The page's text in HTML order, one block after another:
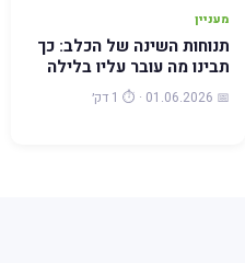
מעניין
תנוחות השינה של הכלב: כך
תבינו מה עובר עליו בלילה
📅 01.06.2026 · ⏱️ 1 דק׳